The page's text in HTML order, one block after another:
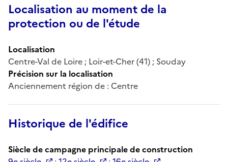
Localisation au moment de la
protection ou de l'étude
Localisation
Centre-Val de Loire ; Loir-et-Cher (41) ; Souday
Précision sur la localisation
Anciennement région de : Centre
Historique de l'édifice
Siècle de campagne principale de construction